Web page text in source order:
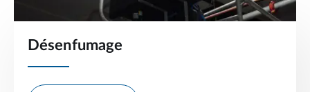
Désenfumage